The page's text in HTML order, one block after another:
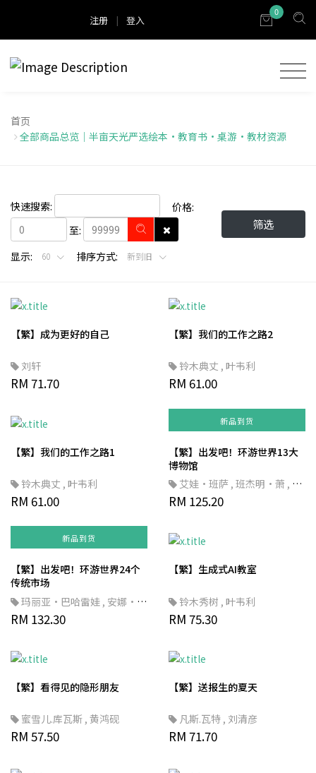
注册 | 登入
0
首页
全部商品总览｜半亩天光严选绘本・教育书・桌游・教材资源
快速搜索:
价格:
至:
筛选
显示: 60 排序方式: 新到旧
【繁】成为更好的自己
刘轩
RM 71.70
【繁】我们的工作之路2
铃木典丈 , 叶韦利
RM 61.00
【繁】我们的工作之路1
铃木典丈 , 叶韦利
RM 61.00
新品到货
【繁】出发吧！环游世界13大
博物馆
艾娃·班萨 , 班杰明·萧 , 徐
意筑 ,SDGs
RM 125.20
新品到货
【繁】出发吧！环游世界24个
传统市场
玛丽亚·巴哈雷娃 , 安娜·德
斯尼茨卡娅,
RM 132.30
【繁】生成式AI教室
铃木秀树 , 叶韦利
RM 75.30
【繁】看得见的隐形朋友
蜜雪儿.库瓦斯 , 黄鸿砚
RM 57.50
【繁】送报生的夏天
凡斯.瓦特 , 刘清彦
RM 71.70